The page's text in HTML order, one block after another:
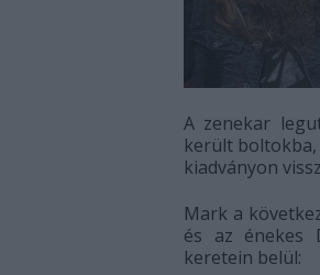
A zenekar
került boltokba,
kiadványon
Mark a
és az énekes
keretein belül: